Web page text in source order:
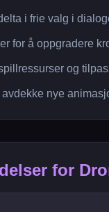
i frie valg i
for å oppgradere
og
nye
for